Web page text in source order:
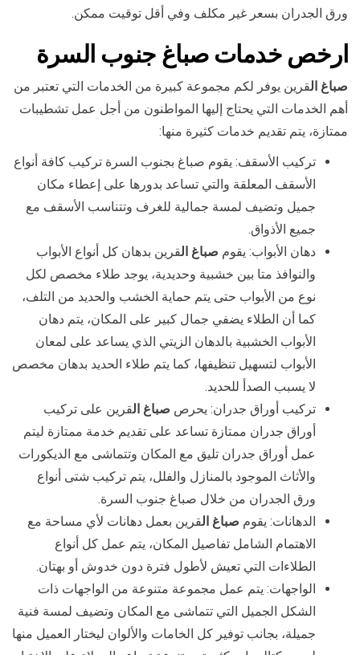
ورق الجدران بسعر غير مكلف وفي أقل توقيت ممكن.
ارخص خدمات صباغ جنوب السرة
صباغ القرين يوفر لكم مجموعة كبيرة من الخدمات التي تعتبر من
أهم الخدمات التي يحتاج إليها المواطنون من أجل عمل تشطيبات
ممتازة، يتم تقديم خدمات كثيرة منها:
تركيب الأسقف: يقوم صباغ بجنوب السرة تركيب كافة أنواع
الأسقف المعلقة والتي تساعد بدورها على إعطاء مكان
جميل وتضيف لمسة جمالية للغرف وتتناسب الأسقف مع
جميع الأذواق.
دهان الأبواب: يقوم صباغ القرين بدهان كل أنواع الأبواب
والنوافذ متا بين خشبية وحديدية، يوجد طلاء مخصص لكل
نوع من الأبواب حتى يتم حماية الخشب والحديد من التلف،
كما أن الطلاء يضفي جمال كبير على المكان، يتم دهان
الأبواب الخشبية بالدهان الزيتي الذي يساعد على لمعان
الأبواب لتسهيل تنظيفها، كما يتم طلاء الحديد بدهان مخصص
لا يسبب الصدأ للحديد.
تركيب أوراق جدران: يحرص صباغ القرين على تركيب
أوراق جدران ممتازة تساعد على تقديم خدمة ممتازة ليتم
عمل أوراق جدران تليق مع المكان وتتماشى مع الديكورات
والأثاث الموجود بالمنازل والفلل، يتم تركيب شتى أنواع
ورق الجدران من خلال صباغ جنوب السرة.
الدهانات: يقوم صباغ القرين بعمل دهانات لأي مساحة مع
الاهتمام الشامل تفاصيل المكان، يتم عمل كل أنواع
الطلاءات التي تعيش لأطول فترة دون خدوش أو بهتان.
الواجهات: يتم عمل مجموعة متنوعة من الواجهات ذات
الشكل الجميل التي تتماشى مع المكان وتضيف لمسة فنية
جميلة، بجانب توفير كل الخامات والألوان ليختار العميل منها